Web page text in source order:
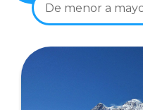
De menor a